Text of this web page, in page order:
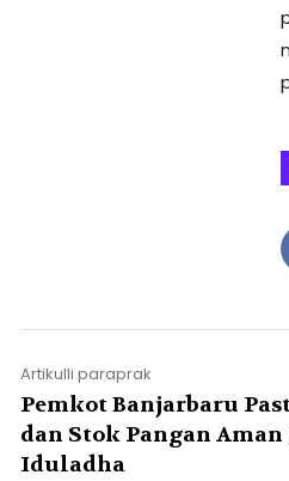
Artikulli paraprak
Pemkot Banjarbaru
dan Stok Pangan Aman
Iduladha